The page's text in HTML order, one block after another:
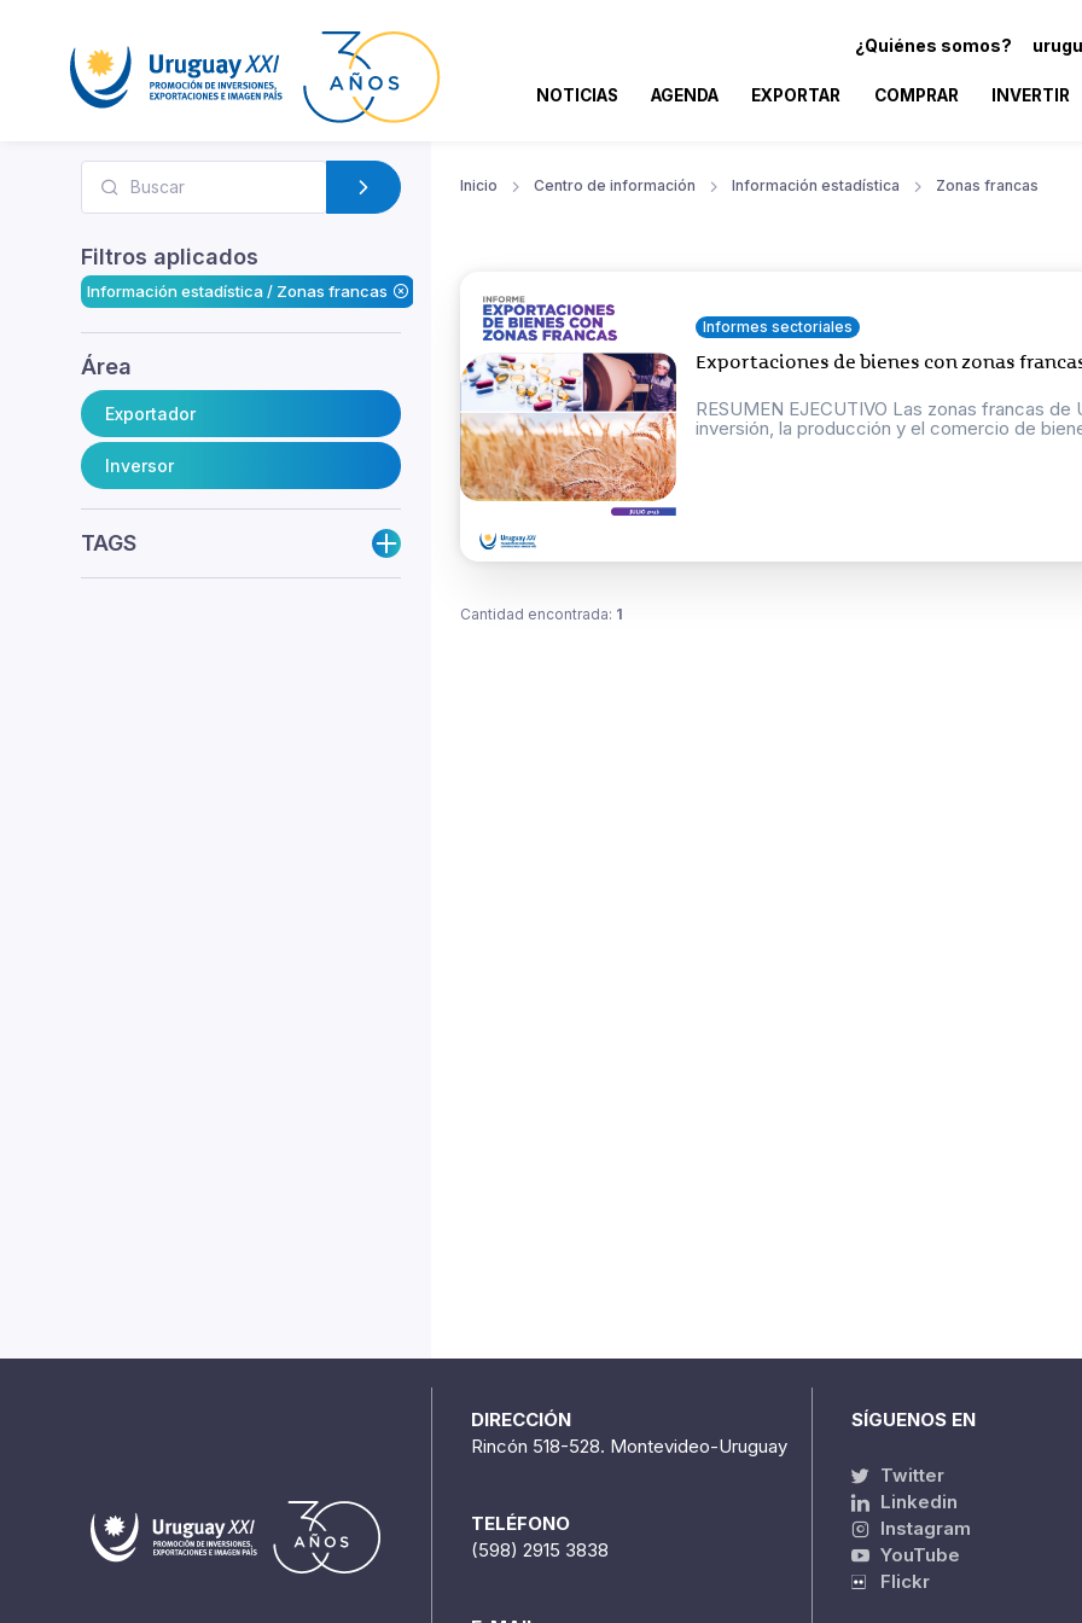
¿Quiénes somos?
NOTICIAS AGENDA EXPORTAR COMPRAR INVERTIR
Filtros aplicados
Información estadística / Zonas francas
Área
Exportador
Inversor
TAGS
Inicio Centro de información Información estadística Zonas francas
Informes sectoriales
Exportaciones de bienes con zonas
RESUMEN EJECUTIVO Las zonas francas
inversión, la producción y el comercio de
Cantidad encontrada: 1
DIRECCIÓN
Rincón 518-528. Montevideo-Uruguay
TELÉFONO
(598) 2915 3838
SÍGUENOS EN
Twitter
Linkedin
Instagram
YouTube
Flickr